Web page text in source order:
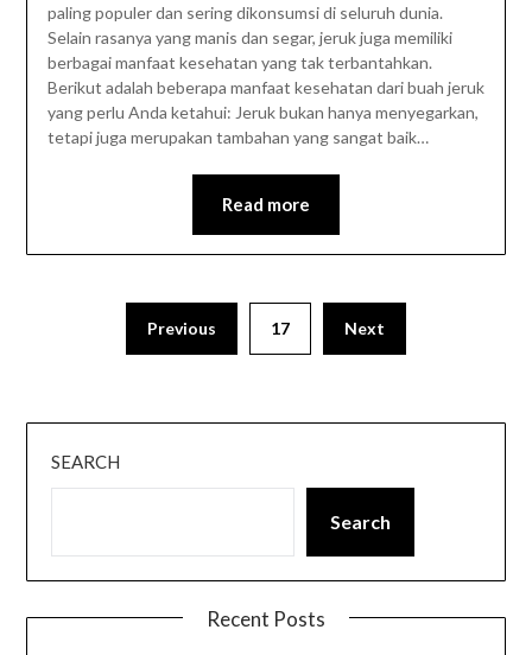
paling populer dan sering dikonsumsi di seluruh dunia.
Selain rasanya yang manis dan segar, jeruk juga memiliki
berbagai manfaat kesehatan yang tak terbantahkan.
Berikut adalah beberapa manfaat kesehatan dari buah jeruk
yang perlu Anda ketahui: Jeruk bukan hanya menyegarkan,
tetapi juga merupakan tambahan yang sangat baik…
Read more
Previous 17 Next
SEARCH
Search
Recent Posts